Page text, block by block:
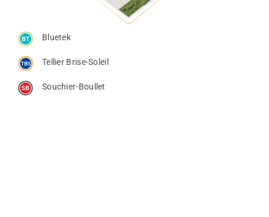
Bluetek
Tellier Brise-Soleil
Souchier-Boullet